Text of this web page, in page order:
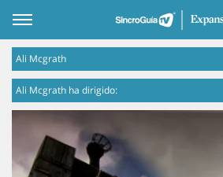
Ali Mcgrath
Ali Mcgrath ha dirigido: